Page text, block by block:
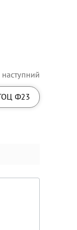
наступний
Ф23